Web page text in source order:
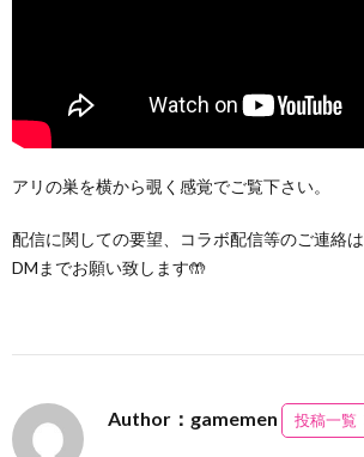
アリの巣を横から覗く感覚でご覧下さい。
配信に関しての要望、コラボ配信等のご連絡
DMまでお願い致します🤲
Author：gamemen 投稿一覧